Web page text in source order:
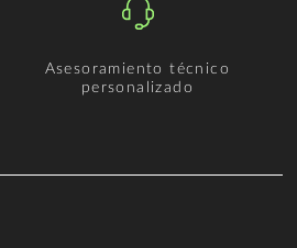
Asesoramiento técnico
personalizado